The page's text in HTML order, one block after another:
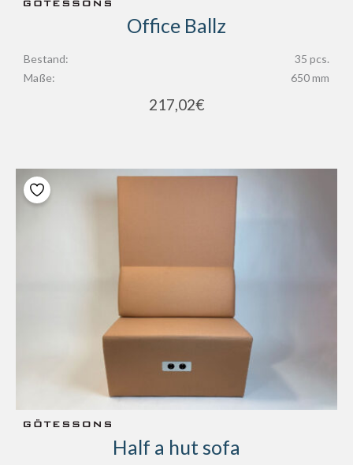
Office Ballz
Bestand:
35 pcs.
Maße:
650 mm
217,02€
Half a hut sofa